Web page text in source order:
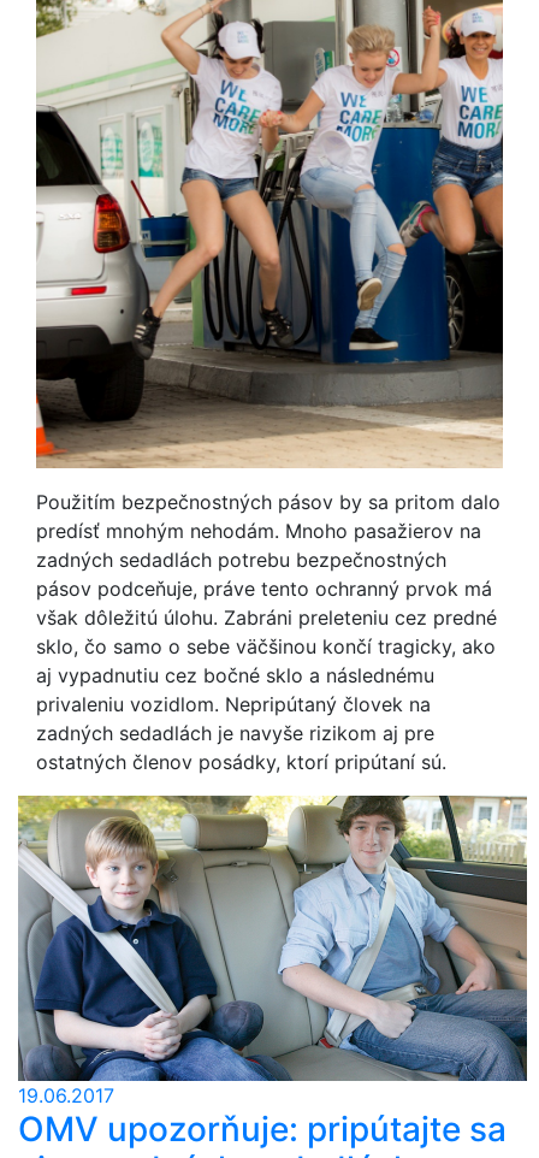
Použitím bezpečnostných pásov by sa pritom dalo
predísť mnohým nehodám. Mnoho pasažierov na
zadných sedadlách potrebu bezpečnostných
pásov podceňuje, práve tento ochranný prvok má
však dôležitú úlohu. Zabráni preleteniu cez predné
sklo, čo samo o sebe väčšinou končí tragicky, ako
aj vypadnutiu cez bočné sklo a následnému
privaleniu vozidlom. Nepripútaný človek na
zadných sedadlách je navyše rizikom aj pre
ostatných členov posádky, ktorí pripútaní sú.
19.06.2017
OMV upozorňuje: pripútajte sa